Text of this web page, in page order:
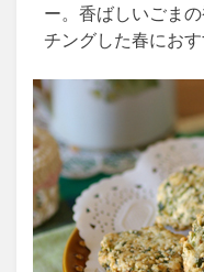
ー。香ばしいごま
チングした春にお